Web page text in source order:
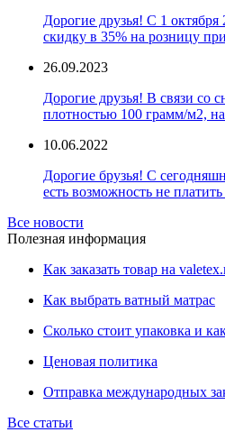
Дорогие друзья! С 1 октября
скидку в 35% на розницу
26.09.2023
Дорогие друзья! В связи со
плотностью 100 грамм/м2,
10.06.2022
Дорогие брузья! С
есть возможность не платить
Все новости
Полезная информация
Как заказать товар на
Как выбрать ватный матрас
Сколько стоит упаковка и
Ценовая политика
Отправка международных
Все статьи